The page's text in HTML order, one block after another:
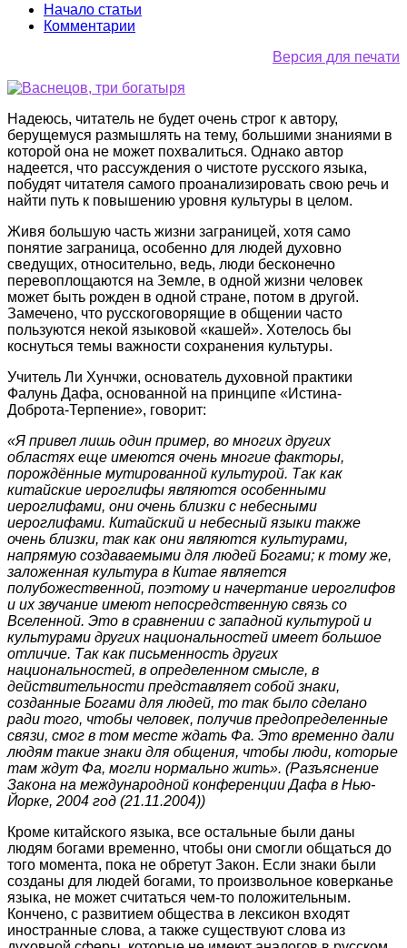
Начало статьи
Комментарии
Версия для печати
Надеюсь, читатель не будет очень строг к автору,
берущемуся размышлять на тему, большими знаниями в
которой она не может похвалиться. Однако автор
надеется, что рассуждения о чистоте русского языка,
побудят читателя самого проанализировать свою речь и
найти путь к повышению уровня культуры в целом.
Живя большую часть жизни заграницей, хотя само
понятие заграница, особенно для людей духовно
сведущих, относительно, ведь, люди бесконечно
перевоплощаются на Земле, в одной жизни человек
может быть рожден в одной стране, потом в другой.
Замечено, что русскоговорящие в общении часто
пользуются некой языковой «кашей». Хотелось бы
коснуться темы важности сохранения культуры.
Учитель Ли Хунчжи, основатель духовной практики
Фалунь Дафа, основанной на принципе «Истина-
Доброта-Терпение», говорит:
«Я привел лишь один пример, во многих других
областях еще имеются очень многие факторы,
порождённые мутированной культурой. Так как
китайские иероглифы являются особенными
иероглифами, они очень близки с небесными
иероглифами. Китайский и небесный языки также
очень близки, так как они являются культурами,
напрямую создаваемыми для людей Богами; к тому же,
заложенная культура в Китае является
полубожественной, поэтому и начертание иероглифов
и их звучание имеют непосредственную связь со
Вселенной. Это в сравнении с западной культурой и
культурами других национальностей имеет большое
отличие. Так как письменность других
национальностей, в определенном смысле, в
действительности представляет собой знаки,
созданные Богами для людей, то так было сделано
ради того, чтобы человек, получив предопределенные
связи, смог в том месте ждать Фа. Это временно дали
людям такие знаки для общения, чтобы люди, которые
там ждут Фа, могли нормально жить». (Разъяснение
Закона на международной конференции Дафа в Нью-
Йорке, 2004 год (21.11.2004))
Кроме китайского языка, все остальные были даны
людям богами временно, чтобы они смогли общаться до
того момента, пока не обретут Закон. Если знаки были
созданы для людей богами, то произвольное коверканье
языка, не может считаться чем-то положительным.
Кончено, с развитием общества в лексикон входят
иностранные слова, а также существуют слова из